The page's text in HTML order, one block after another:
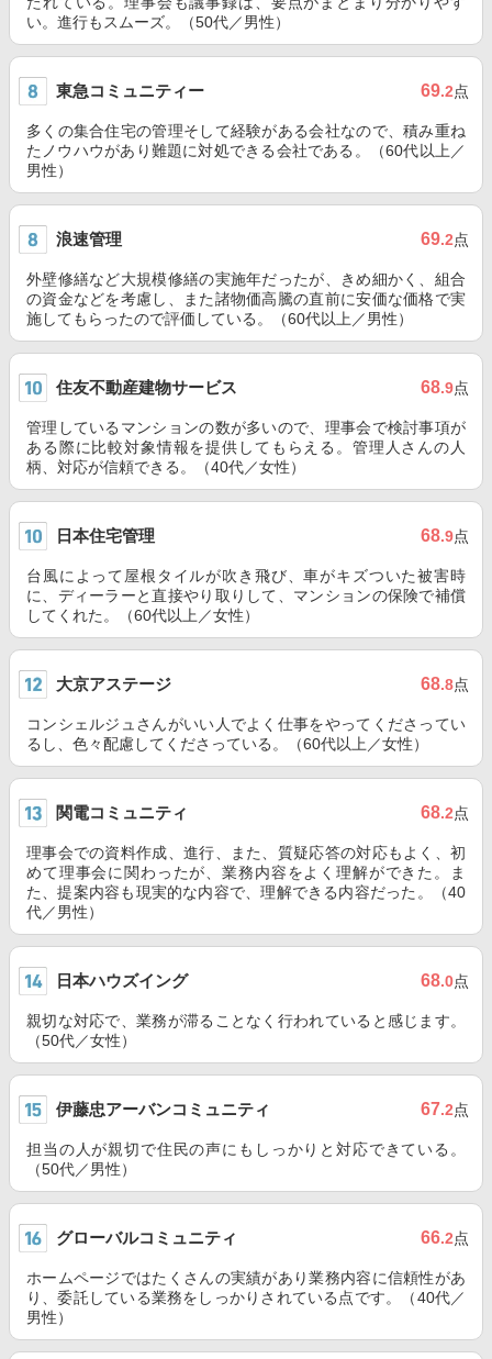
い。進行もスムーズ。（50代／男性）
東急コミュニティー 69.2点
多くの集合住宅の管理そして経験がある会社なので、積み重ね
たノウハウがあり難題に対処できる会社である。（60代以上／
男性）
浪速管理 69.2点
外壁修繕など大規模修繕の実施年だったが、きめ細かく、組合
の資金などを考慮し、また諸物価高騰の直前に安価な価格で実
施してもらったので評価している。（60代以上／男性）
住友不動産建物サービス 68.9点
管理しているマンションの数が多いので、理事会で検討事項が
ある際に比較対象情報を提供してもらえる。管理人さんの人
柄、対応が信頼できる。（40代／女性）
日本住宅管理 68.9点
台風によって屋根タイルが吹き飛び、車がキズついた被害時
に、ディーラーと直接やり取りして、マンションの保険で補償
してくれた。（60代以上／女性）
大京アステージ 68.8点
コンシェルジュさんがいい人でよく仕事をやってくださってい
るし、色々配慮してくださっている。（60代以上／女性）
関電コミュニティ 68.2点
理事会での資料作成、進行、また、質疑応答の対応もよく、初
めて理事会に関わったが、業務内容をよく理解ができた。ま
た、提案内容も現実的な内容で、理解できる内容だった。（40
代／男性）
日本ハウズイング 68.0点
親切な対応で、業務が滞ることなく行われていると感じます。
（50代／女性）
伊藤忠アーバンコミュニティ 67.2点
担当の人が親切で住民の声にもしっかりと対応できている。
（50代／男性）
グローバルコミュニティ 66.2点
ホームページではたくさんの実績があり業務内容に信頼性があ
り、委託している業務をしっかりされている点です。（40代／
男性）